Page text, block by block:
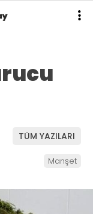
TÜM YAZILARI
Manşet